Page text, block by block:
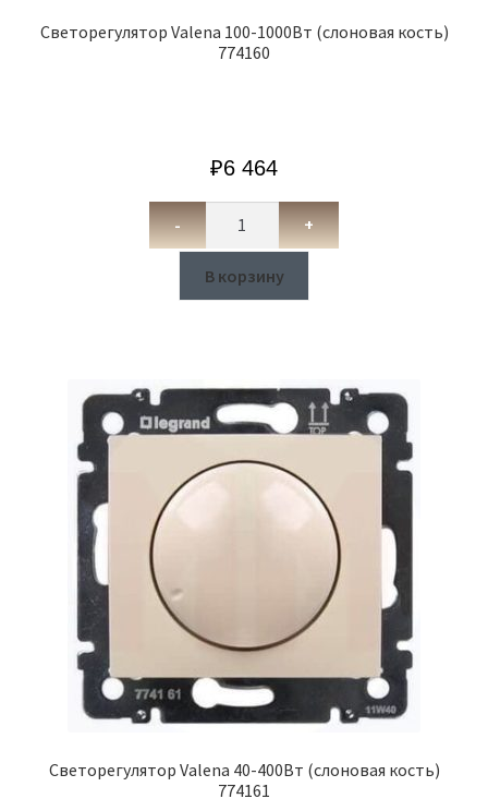
Cветорегулятор Valena 100-1000Вт (слоновая кость)
774160
₽6 464
- +
В корзину
Cветорегулятор Valena 40-400Вт (слоновая кость)
774161